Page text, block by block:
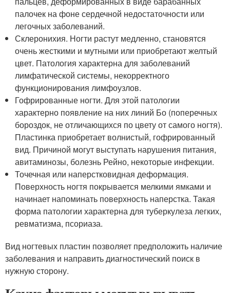
палочек на фоне сердечной недостаточности или
легочных заболеваний.
Склеронихия. Ногти растут медленно, становятся
очень жесткими и мутными или приобретают желтый
цвет. Патология характерна для заболеваний
лимфатической системы, некорректного
функционирования лимфоузлов.
Гофрированные ногти. Для этой патологии
характерно появление на них линий Бо (поперечных
бороздок, не отличающихся по цвету от самого ногтя).
Пластинка приобретает волнистый, гофрированный
вид. Причиной могут выступать нарушения питания,
авитаминозы, болезнь Рейно, некоторые инфекции.
Точечная или наперстковидная деформация.
Поверхность ногтя покрывается мелкими ямками и
начинает напоминать поверхность наперстка. Такая
форма патологии характерна для туберкулеза легких,
ревматизма, псориаза.
Вид ногтевых пластин позволяет предположить наличие
заболевания и направить диагностический поиск в
нужную сторону.